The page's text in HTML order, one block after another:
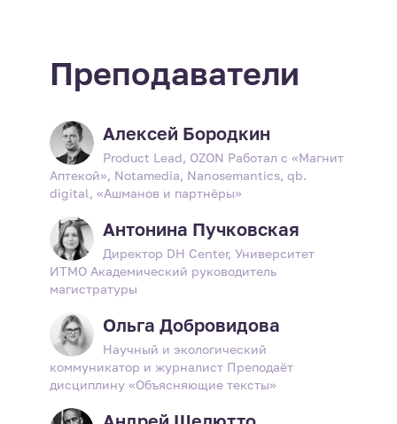
Преподаватели
Алексей Бородкин
Product Lead, OZON Работал c «Магнит
Аптекой», Notamedia, Nanosemantics, qb.
digital, «Ашманов и партнёры»
Антонина Пучковская
Директор DH Center, Университет
ИТМО Академический руководитель
магистратуры
Ольга Добровидова
Научный и экологический
коммуникатор и журналист Преподаёт
дисциплину «Объясняющие тексты»